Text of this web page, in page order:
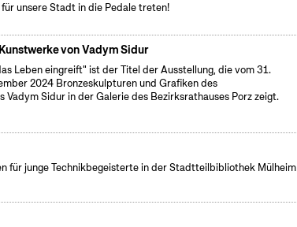
unsere Stadt in die Pedale treten!
von Vadym Sidur
Leben eingreift" ist der Titel der Ausstellung, die vom 31.
2024 Bronzeskulpturen und Grafiken des
Vadym Sidur in der Galerie des Bezirksrathauses Porz zeigt.
für junge Technikbegeisterte in der Stadtteilbibliothek Mülheim